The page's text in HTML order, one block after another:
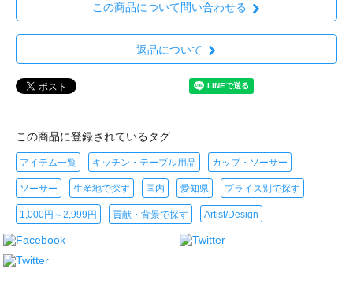
この商品について問い合わせる
返品について
この商品に登録されているタグ
アイテム一覧 キッチン・テーブル用品 カップ・ソーサー
ソーサー 生産地で探す 国内 愛知県 プライス別で探す
1,000円～2,999円 貢献・背景で探す Artist/Design